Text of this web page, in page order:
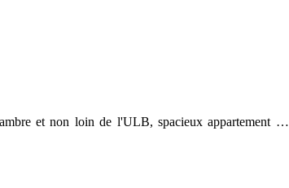
et non loin de l'ULB, spacieux appartement …